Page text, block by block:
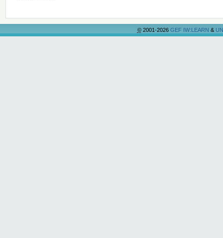
©2001-2026 GEF IW:LEARN &